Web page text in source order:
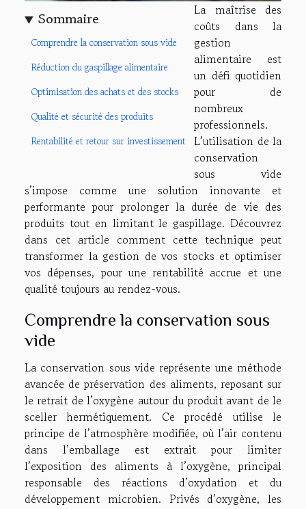
Sommaire
Comprendre la conservation sous vide
Réduction du gaspillage alimentaire
Optimisation des achats et des stocks
Qualité et sécurité des produits
Rentabilité et retour sur investissement
La maîtrise des
coûts dans la
gestion
alimentaire est
un défi quotidien
pour de
nombreux
professionnels.
L’utilisation de la
conservation
sous vide
s’impose comme une solution innovante et
performante pour prolonger la durée de vie des
produits tout en limitant le gaspillage. Découvrez
dans cet article comment cette technique peut
transformer la gestion de vos stocks et optimiser
vos dépenses, pour une rentabilité accrue et une
qualité toujours au rendez-vous.
Comprendre la conservation sous
vide
La conservation sous vide représente une méthode
avancée de préservation des aliments, reposant sur
le retrait de l’oxygène autour du produit avant de le
sceller hermétiquement. Ce procédé utilise le
principe de l’atmosphère modifiée, où l’air contenu
dans l’emballage est extrait pour limiter
l’exposition des aliments à l’oxygène, principal
responsable des réactions d’oxydation et du
développement microbien. Privés d’oxygène, les